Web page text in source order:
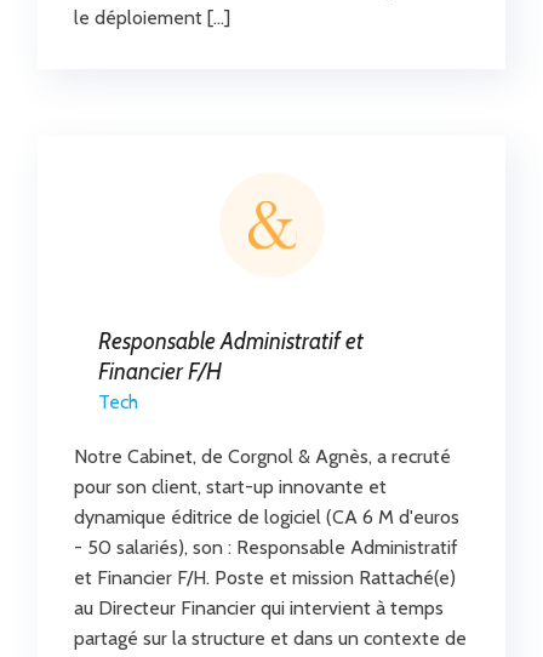
le déploiement […]
Responsable Administratif et
Financier F/H
Tech
Notre Cabinet, de Corgnol & Agnès, a recruté
pour son client, start-up innovante et
dynamique éditrice de logiciel (CA 6 M d'euros
- 50 salariés), son : Responsable Administratif
et Financier F/H. Poste et mission Rattaché(e)
au Directeur Financier qui intervient à temps
partagé sur la structure et dans un contexte de